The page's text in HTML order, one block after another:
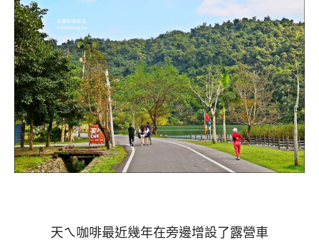
天ㄟ咖啡最近幾年在旁邊增設了露營車